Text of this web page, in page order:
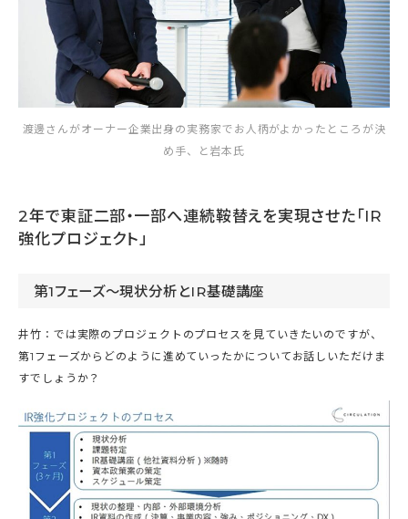
渡邊さんがオーナー企業出身の実務家でお人柄がよかったところが決
め手、と岩本氏
2年で東証二部・一部へ連続鞍替えを実現させた「IR
強化プロジェクト」
第1フェーズ～現状分析とIR基礎講座
井竹：では実際のプロジェクトのプロセスを見ていきたいのですが、
第1フェーズからどのように進めていったかについてお話しいただけま
すでしょうか？